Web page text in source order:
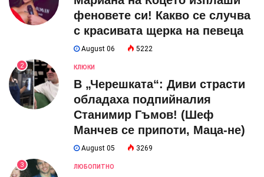
феновете си! Какво се случва
с красивата щерка на певеца
August 06 5222
2 КЛЮКИ
В „Черешката“: Диви страсти
обладаха подпийналия
Станимир Гъмов! (Шеф
Манчев се припоти, Маца-не)
August 05 3269
3 ЛЮБОПИТНО